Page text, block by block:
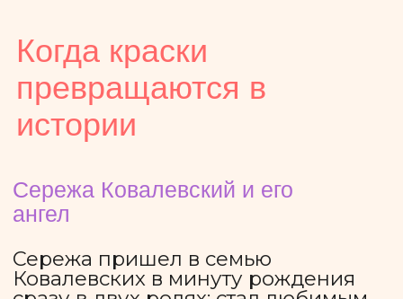
году жизни Лиза умерла и стала
маленьким ангелом для своего